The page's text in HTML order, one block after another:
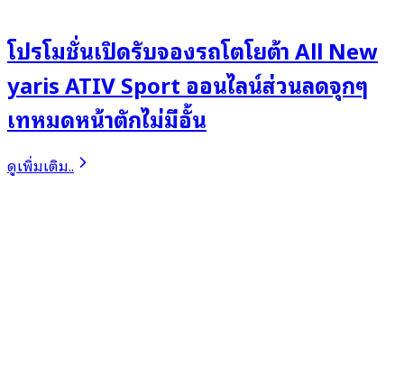
โปรโมชั่นเปิดรับจองรถโตโยต้า All New
yaris ATIV Sport ออนไลน์ส่วนลดจุกๆ
เทหมดหน้าตักไม่มีอั้น
ดูเพิ่มเติม..